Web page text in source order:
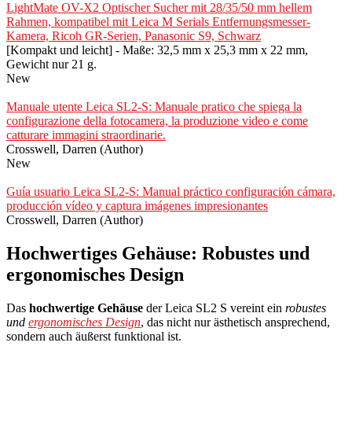
LightMate OV-X2 Optischer Sucher mit 28/35/50 mm hellem
Rahmen, kompatibel mit Leica M Serials Entfernungsmesser-
Kamera, Ricoh GR-Serien, Panasonic S9, Schwarz
[Kompakt und leicht] - Maße: 32,5 mm x 25,3 mm x 22 mm,
Gewicht nur 21 g.
New
Manuale utente Leica SL2-S: Manuale pratico che spiega la
configurazione della fotocamera, la produzione video e come
catturare immagini straordinarie.
Crosswell, Darren (Author)
New
Guía usuario Leica SL2-S: Manual práctico configuración cámara,
producción vídeo y captura imágenes impresionantes
Crosswell, Darren (Author)
Hochwertiges Gehäuse: Robustes und
ergonomisches Design
Das hochwertige Gehäuse der Leica SL2 S vereint ein robustes
und ergonomisches Design, das nicht nur ästhetisch ansprechend,
sondern auch äußerst funktional ist.